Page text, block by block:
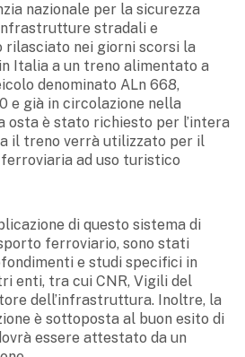
nazionale per la sicurezza
stradali e
rilasciato nei giorni scorsi la
Italia a un treno alimentato a
denominato ALn 668,
e già in circolazione nella
osta è stato richiesto per l’intera
il treno verrà utilizzato per il
ad uso turistico
di questo sistema di
ferroviario, sono stati
e studi specifici in
enti, tra cui CNR, Vigili del
dell’infrastruttura. Inoltre, la
è sottoposta al buon esito di
essere attestato da un